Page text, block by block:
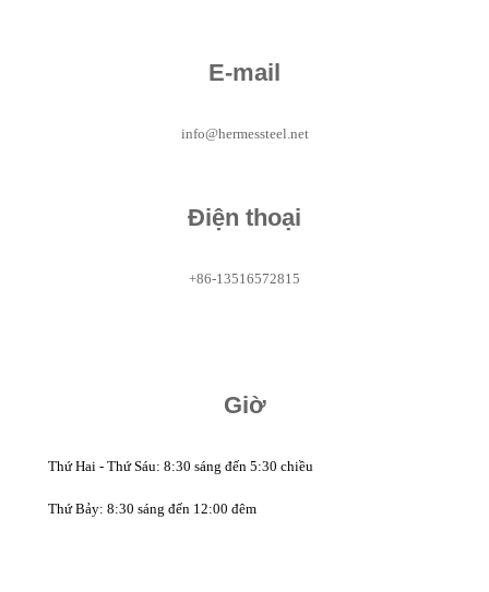
E-mail
info@hermessteel.net
Điện thoại
+86-13516572815
Giờ
Thứ Hai - Thứ Sáu: 8:30 sáng đến 5:30 chiều
Thứ Bảy: 8:30 sáng đến 12:00 đêm